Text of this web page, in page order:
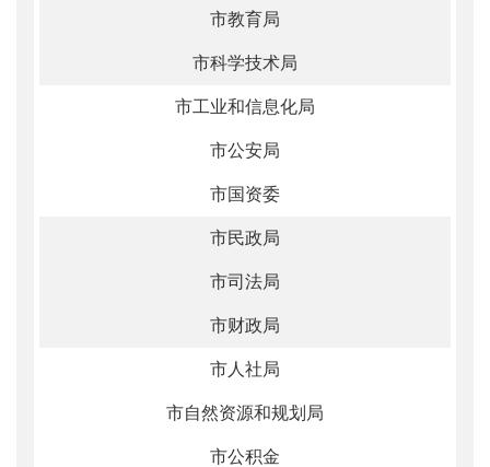
市教育局
市科学技术局
市工业和信息化局
市公安局
市国资委
市民政局
市司法局
市财政局
市人社局
市自然资源和规划局
市公积金